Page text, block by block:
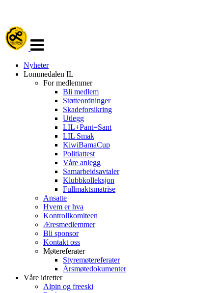
navigasjon
Nyheter
Lommedalen IL
For medlemmer
Bli medlem
Støtteordninger
Skadeforsikring
Utlegg
LIL+Pant=Sant
LIL Smak
KiwiBamaCup
Politiattest
Våre anlegg
Samarbeidsavtaler
Klubbkolleksjon
Fullmaktsmatrise
Ansatte
Hvem er hva
Kontrollkomiteen
Æresmedlemmer
Bli sponsor
Kontakt oss
Møtereferater
Styremøtereferater
Årsmøtedokumenter
Våre idretter
Alpin og freeski